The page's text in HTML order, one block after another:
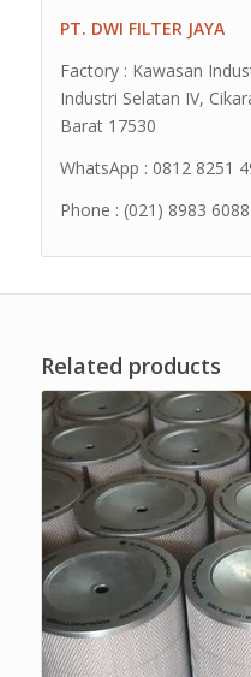
PT. DWI FILTER JAYA
Factory : Kawasan
Industri Selatan IV,
Barat 17530
WhatsApp : 0812 8251
Phone : (021) 8983 6088
Related products